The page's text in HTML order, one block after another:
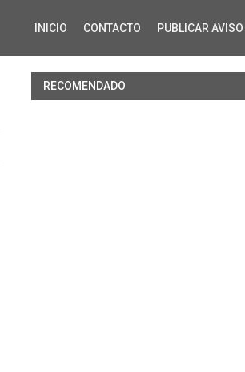
INICIO CONTACTO PUBLICAR AVISO
RECOMENDADO